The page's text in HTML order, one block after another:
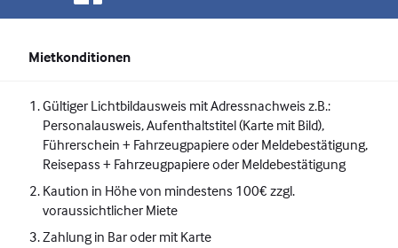
Mietkonditionen
Gültiger Lichtbildausweis mit Adressnachweis z.B.:
Personalausweis, Aufenthaltstitel (Karte mit Bild),
Führerschein + Fahrzeugpapiere oder Meldebestätigung,
Reisepass + Fahrzeugpapiere oder Meldebestätigung
Kaution in Höhe von mindestens 100€ zzgl.
voraussichtlicher Miete
Zahlung in Bar oder mit Karte